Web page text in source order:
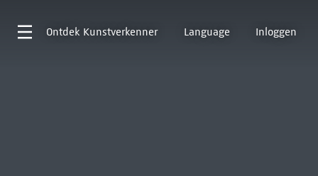
Ontdek Kunstverkenner Language Inloggen